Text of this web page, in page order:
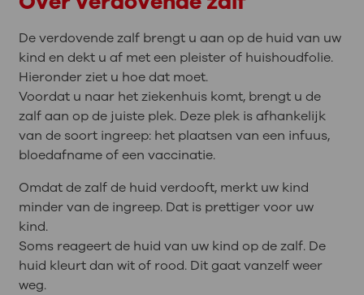
De verdovende zalf brengt u aan op de huid van uw
kind en dekt u af met een pleister of huishoudfolie.
Hieronder ziet u hoe dat moet.
Voordat u naar het ziekenhuis komt, brengt u de
zalf aan op de juiste plek. Deze plek is afhankelijk
van de soort ingreep: het plaatsen van een infuus,
bloedafname of een vaccinatie.
Omdat de zalf de huid verdooft, merkt uw kind
minder van de ingreep. Dat is prettiger voor uw
kind.
Soms reageert de huid van uw kind op de zalf. De
huid kleurt dan wit of rood. Dit gaat vanzelf weer
weg.